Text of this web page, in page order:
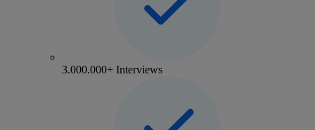
3.000.000+ Interviews